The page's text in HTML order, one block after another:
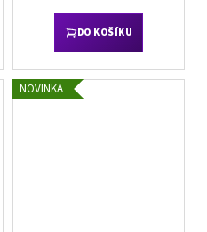
DO KOŠÍKU
NOVINKA